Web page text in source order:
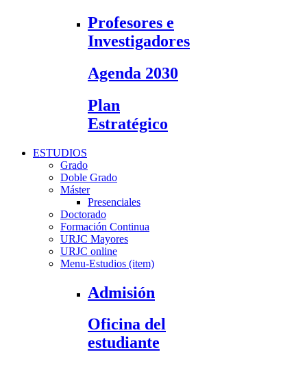
Profesores e
Investigadores
Agenda 2030
Plan
Estratégico
ESTUDIOS
Grado
Doble Grado
Máster
Presenciales
Doctorado
Formación Continua
URJC Mayores
URJC online
Menu-Estudios (item)
Admisión
Oficina del
estudiante